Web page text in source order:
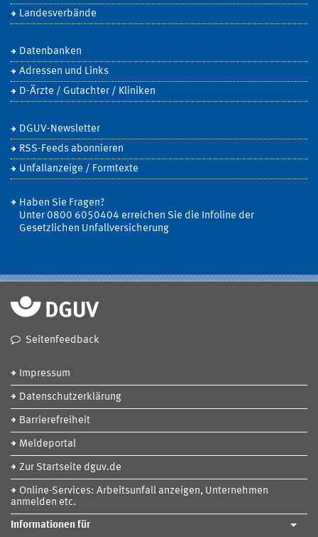
Landesverbände
Datenbanken
Adressen und Links
D-Ärzte / Gutachter / Kliniken
DGUV-Newsletter
RSS-Feeds abonnieren
Unfallanzeige / Formtexte
Haben Sie Fragen?
Unter 0800 6050404 erreichen Sie die Infoline der
Gesetzlichen Unfallversicherung
Seitenfeedback
Impressum
Datenschutzerklärung
Barrierefreiheit
Meldeportal
Zur Startseite dguv.de
Online-Services: Arbeitsunfall anzeigen, Unternehmen
anmelden etc.
Informationen für